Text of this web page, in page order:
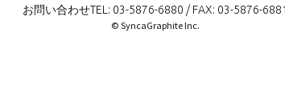
お問い合わせTEL: 03-5876-6880 / FAX: 03-5876-6881
© SyncaGraphite Inc.